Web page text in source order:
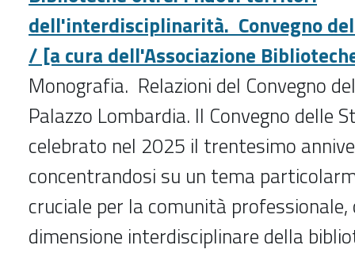
dell'interdisciplinarità. Convegno
/ [a cura dell'Associazione
Monografia. Relazioni del Convegno
Palazzo Lombardia. Il Convegno delle
celebrato nel 2025 il trentesimo
concentrandosi su un tema
cruciale per la comunità professionale,
dimensione interdisciplinare della